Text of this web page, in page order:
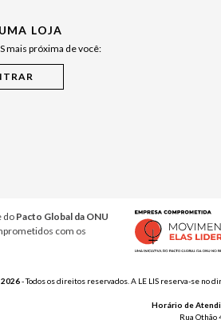
LOJA
mais próxima de você:
do Pacto Global da ONU
com os
- Todos os direitos reservados. A LE LIS reserva-se
Horário de
Rua Othão